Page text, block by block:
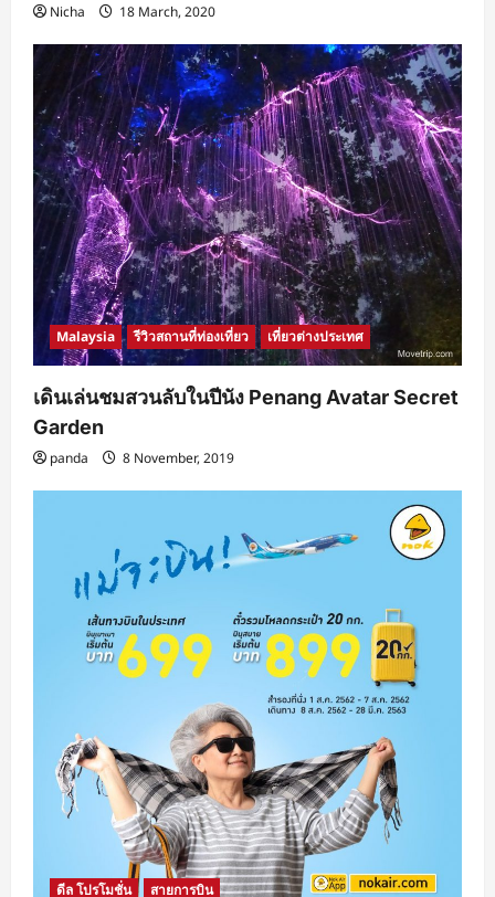
Nicha 18 March, 2020
Malaysia รีวิวสถานที่ท่องเที่ยว เที่ยวต่างประเทศ
เดินเล่นชมสวนลับในปีนัง Penang Avatar Secret
Garden
panda 8 November, 2019
ดีล โปรโมชั่น สายการบิน